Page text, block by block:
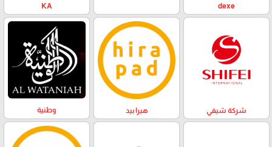
dexe
KA
شركة شيفي هيرا بيد وطنية